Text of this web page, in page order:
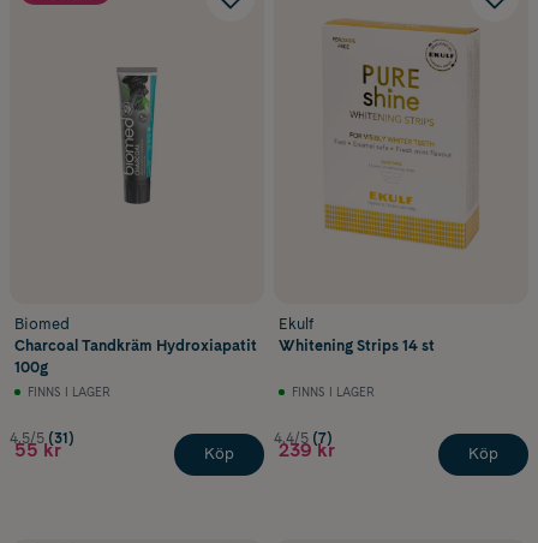
Biomed
Charcoal Tandkräm Hydroxiapatit
100g
FINNS I LAGER
4.5/5 (31)
55 kr Köp
Ekulf
Whitening Strips 14 st
FINNS I LAGER
4.4/5 (7)
239 kr Köp